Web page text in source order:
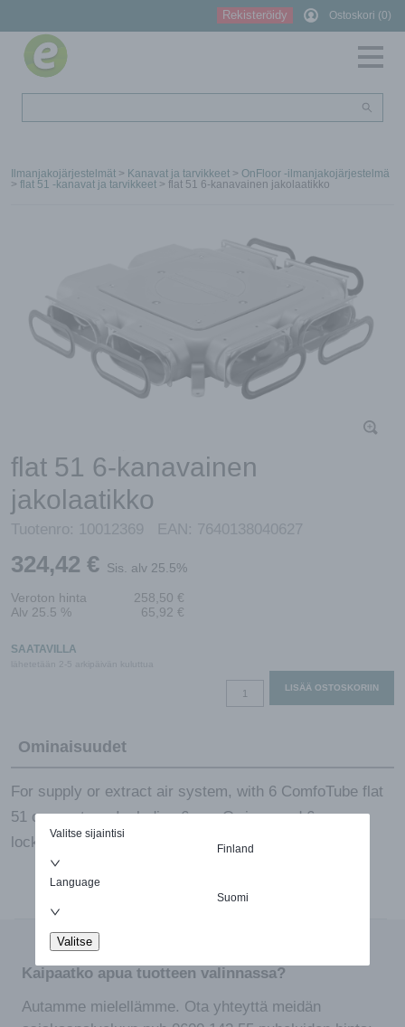
Valitse sijaintisi
Finland
Language
Suomi
Valitse
Rekisteröidy Ostoskori (0)
Ilmanjakojärjestelmät > Kanavat ja tarvikkeet > OnFloor -ilmanjakojärjestelmä
> flat 51 -kanavat ja tarvikkeet > flat 51 6-kanavainen jakolaatikko
flat 51 6-kanavainen
jakolaatikko
Tuotenro: 10012369 EAN: 7640138040627
324,42 € Sis. alv 25.5%
Veroton hinta 258,50 €
Alv 25.5 %
65,92 €
SAATAVILLA
51
jakolaatikko
määrä
LISÄÄ OSTOSKORIIN
Ominaisuudet
For supply or extract air system, with 6 ComfoTube flat
51 connectors. Including 6 pcs O-rings and 6 pcs
locking slides. With access panel.
Kaipaatko apua tuotteen valinnassa?
Autamme mielellämme. Ota yhteyttä meidän